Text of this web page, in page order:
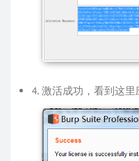
激活成功，看到这里